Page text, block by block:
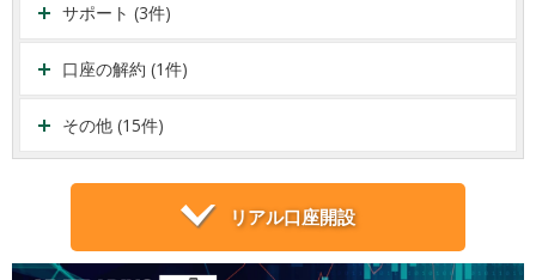
サポート (3件)
口座の解約 (1件)
その他 (15件)
リアル口座開設